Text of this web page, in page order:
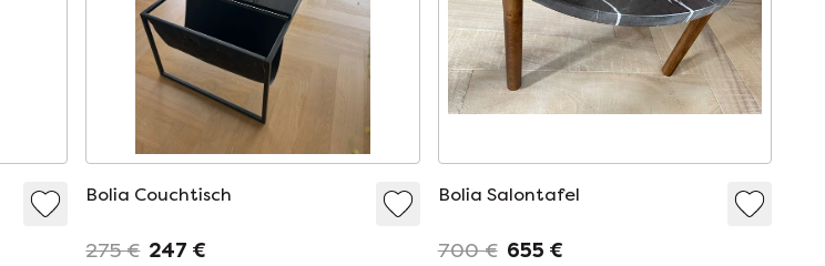
Bolia Couchtisch
275 € 247 €
Bolia Salontafel
700 € 655 €